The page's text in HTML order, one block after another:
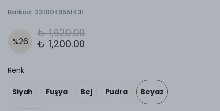
Barkod: 2310049551431
%26
₺ 1,620.00
₺ 1,200.00
Renk
Siyah Fuşya Bej Pudra Beyaz